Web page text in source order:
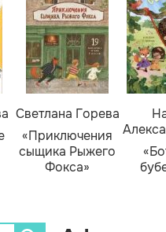
Светлана Горева
«Приключения
сыщика Рыжего
Фокса»